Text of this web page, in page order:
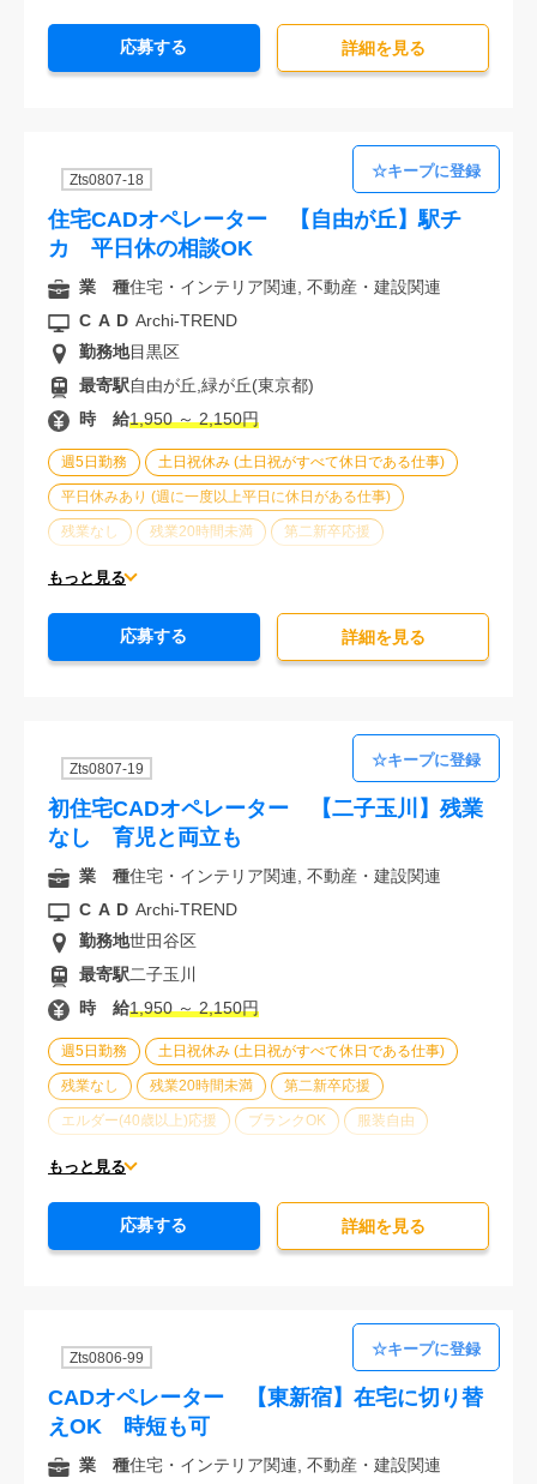
エルダー(40歳以上)応援 服装自由
大手企業 オフィスが禁煙 20代活躍中 30代活躍中
応募する 詳細を⾒る
Zts0807-18
住宅CADオペレーター 【自由が丘】駅チ
カ 平日休の相談OK
週5日勤務 土日祝休み (土日祝がすべて休日である仕事)
平日休みあり (週に一度以上平日に休日がある仕事)
残業なし 残業20時間未満 第二新卒応援
エルダー(40歳以上)応援
30代活躍中 派遣スタッフ活躍中 経験必須
もっと見る
業 種住宅・インテリア関連, 不動産・建設関連
CAD Archi-TREND
勤務地目黒区
最寄駅自由が丘,緑が丘(東京都)
時 給1,950 ～ 2,150円
応募する 詳細を⾒る
Zts0807-19
初住宅CADオペレーター 【二子玉川】残業
なし 育児と両立も
週5日勤務 土日祝休み (土日祝がすべて休日である仕事)
残業なし 残業20時間未満 第二新卒応援
エルダー(40歳以上)応援 ブランクOK 服装自由
オフィスが禁煙
もっと見る
業 種住宅・インテリア関連, 不動産・建設関連
CAD Archi-TREND
勤務地世田谷区
最寄駅二子玉川
時 給1,950 ～ 2,150円
応募する 詳細を⾒る
Zts0806-99
CADオペレーター 【東新宿】在宅に切り替
えOK 時短も可
業 種住宅・インテリア関連, 不動産・建設関連